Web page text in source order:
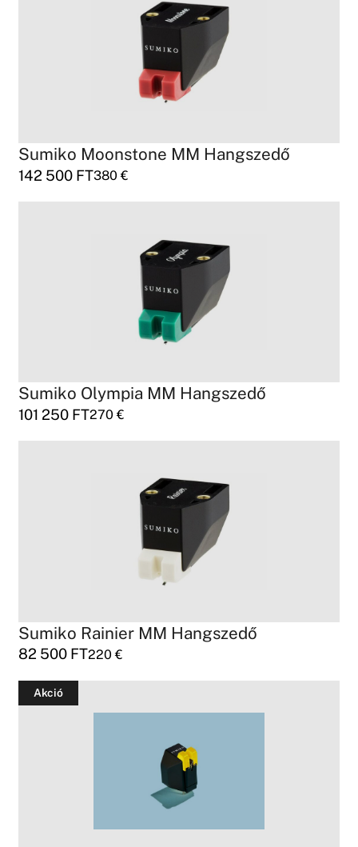
Sumiko Moonstone MM Hangszedő
142 500 FT380€
Sumiko Olympia MM Hangszedő
101 250 FT270€
Sumiko Rainier MM Hangszedő
82 500 FT220€
Akció